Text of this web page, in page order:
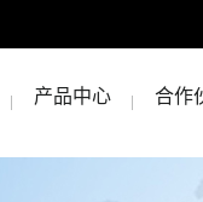
产品中心 合作